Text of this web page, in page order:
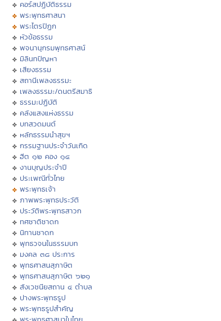
คอร์สปฏิบัติธรรม
พระพุทธศาสนา
พระไตรปิฏก
หัวข้อธรรม
พจนานุกรมพุทธศาสน์
มิลินทปัญหา
เสียงธรรม
สถานีเพลงธรรมะ
เพลงธรรมะ/ดนตรีสมาธิ
ธรรมะปฏิบัติ
คลังแสงแห่งธรรม
บทสวดมนต์
หลักธรรมนำสุขฯ
กรรมฐานประจำวันเกิด
ฮีต ๑๒ คอง ๑๔
งานบุญประจำปี
ประเพณีทั่วไทย
พระพุทธเจ้า
ภาพพระพุทธประวัติ
ประวัติพระพุทธสาวก
ทศชาติชาดก
นิทานชาดก
พุทธวจนในธรรมบท
มงคล ๓๘ ประการ
พุทธศาสนสุภาษิต
พุทธศาสนสุภาษิต ๖๒๑
สังเวชนียสถาน ๔ ตำบล
ปางพระพุทธรูป
พระพุทธรูปสำคัญ